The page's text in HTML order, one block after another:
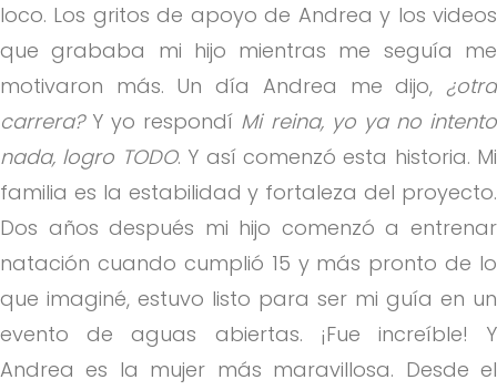
loco. Los gritos de apoyo de Andrea y los videos
que grababa mi hijo mientras me seguía me
motivaron más. Un día Andrea me dijo, ¿otra
carrera?Y yo respondí Mi reina, yo ya no intento
nada, logro TODO. Y así comenzó esta historia. Mi
familia es la estabilidad y fortaleza del proyecto.
Dos años después mi hijo comenzó a entrenar
natación cuando cumplió 15 y más pronto de lo
que imaginé, estuvo listo para ser mi guía en un
evento de aguas abiertas. ¡Fue increíble! Y
Andrea es la mujer más maravillosa. Desde el